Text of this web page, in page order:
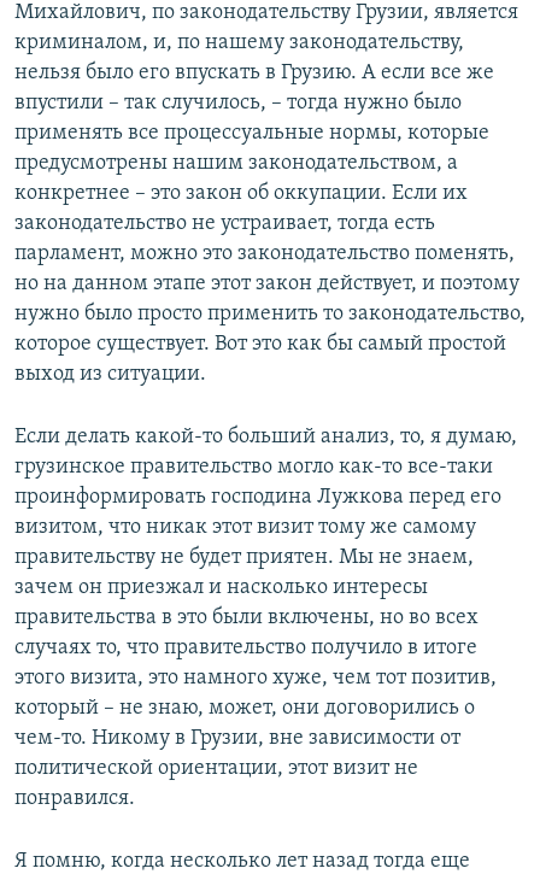
Михайлович, по законодательству Грузии, является
криминалом, и, по нашему законодательству,
нельзя было его впускать в Грузию. А если все же
впустили – так случилось, – тогда нужно было
применять все процессуальные нормы, которые
предусмотрены нашим законодательством, а
конкретнее – это закон об оккупации. Если их
законодательство не устраивает, тогда есть
парламент, можно это законодательство поменять,
но на данном этапе этот закон действует, и поэтому
нужно было просто применить то законодательство,
которое существует. Вот это как бы самый простой
выход из ситуации.
Если делать какой-то больший анализ, то, я думаю,
грузинское правительство могло как-то все-таки
проинформировать господина Лужкова перед его
визитом, что никак этот визит тому же самому
правительству не будет приятен. Мы не знаем,
зачем он приезжал и насколько интересы
правительства в это были включены, но во всех
случаях то, что правительство получило в итоге
этого визита, это намного хуже, чем тот позитив,
который – не знаю, может, они договорились о
чем-то. Никому в Грузии, вне зависимости от
политической ориентации, этот визит не
понравился.
Я помню, когда несколько лет назад тогда еще